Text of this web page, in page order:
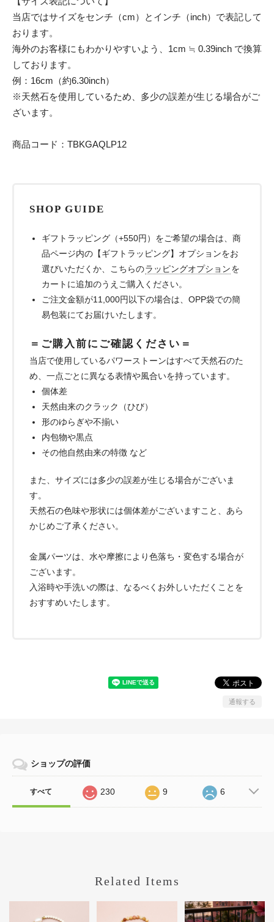
当店ではサイズをセンチ（cm）とインチ（inch）で表記して
おります。
海外のお客様にもわかりやすいよう、1cm ≒ 0.39inch で換算
しております。
例：16cm（約6.30inch）
※天然石を使用しているため、多少の誤差が生じる場合がご
ざいます。
商品コード：TBKGAQLP12
SHOP GUIDE
ギフトラッピング（+550円）をご希望の場合は、商
品ページ内の【ギフトラッピング】オプションをお
選びいただくか、こちらのラッピングオプションを
カートに追加のうえご購入ください。
ご注文金額が11,000円以下の場合は、OPP袋での簡
易包装にてお届けいたします。
＝ご購入前にご確認ください＝
当店で使用しているパワーストーンはすべて天然石のた
め、一点ごとに異なる表情や風合いを持っています。
個体差
天然由来のクラック（ひび）
形のゆらぎや不揃い
内包物や黒点
その他自然由来の特徴 など
また、サイズには多少の誤差が生じる場合がございま
す。
天然石の色味や形状には個体差がございますこと、あら
かじめご了承ください。
金属パーツは、水や摩擦により色落ち・変色する場合が
ございます。
入浴時や手洗いの際は、なるべくお外しいただくことを
おすすめいたします。
通報する
ショップの評価
すべて 230 9 6
Related Items